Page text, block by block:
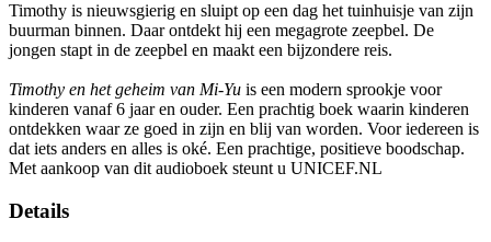
Timothy is nieuwsgierig en sluipt op een dag het tuinhuisje van zijn
buurman binnen. Daar ontdekt hij een megagrote zeepbel. De
jongen stapt in de zeepbel en maakt een bijzondere reis.
Timothy en het geheim van Mi-Yu is een modern sprookje voor
kinderen vanaf 6 jaar en ouder. Een prachtig boek waarin kinderen
ontdekken waar ze goed in zijn en blij van worden. Voor iedereen is
dat iets anders en alles is oké. Een prachtige, positieve boodschap.
Met aankoop van dit audioboek steunt u UNICEF.NL
Details